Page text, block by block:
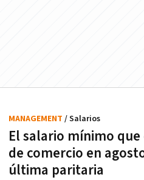
El salario mínimo
de comercio en
última paritaria
MANAGEMENT / Salarios